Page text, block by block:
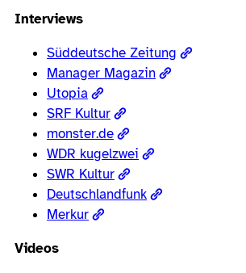
Interviews
Süddeutsche Zeitung
Manager Magazin
Utopia
SRF Kultur
monster.de
WDR kugelzwei
SWR Kultur
Deutschlandfunk
Merkur
Videos